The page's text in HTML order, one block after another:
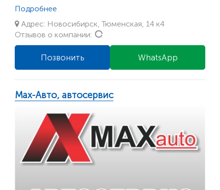
Подробнее
Адрес: Новосибирск, Тюменская, 14 к4
Отзывов о компании:
WhatsApp
Позвонить
Max-Авто, автосервис